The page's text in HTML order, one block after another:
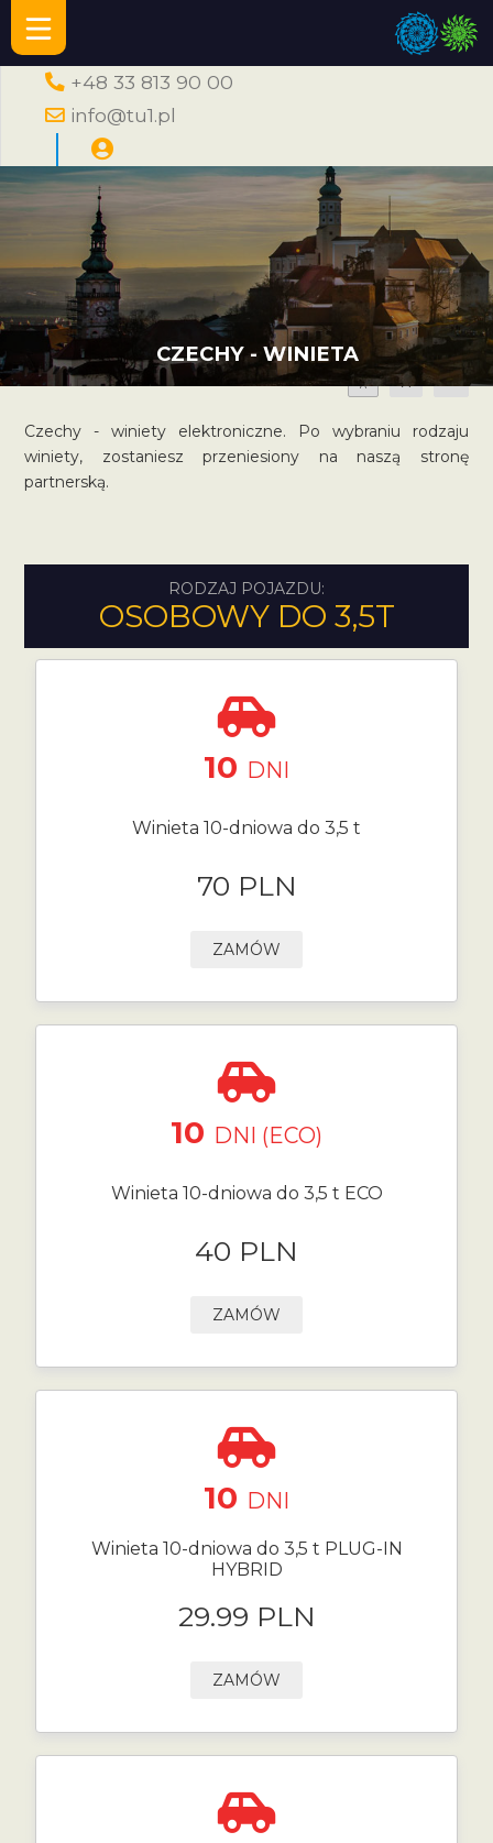
+48 33 813 90 00
info@tu1.pl
CZECHY - WINIETA
A A A
Czechy - winiety elektroniczne. Po wybraniu rodzaju
winiety, zostaniesz przeniesiony na naszą stronę
partnerską.
RODZAJ POJAZDU:
OSOBOWY DO 3,5T
10 DNI
Winieta 10-dniowa do 3,5 t
70 PLN
ZAMÓW
10 DNI (ECO)
Winieta 10-dniowa do 3,5 t ECO
40 PLN
ZAMÓW
10 DNI
Winieta 10-dniowa do 3,5 t PLUG-IN
HYBRID
29.99 PLN
ZAMÓW